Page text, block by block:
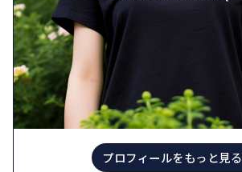
プロフィールをもっと見る